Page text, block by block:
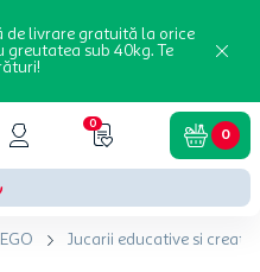
de livrare gratuită la orice
greutatea sub 40kg. Te
0
0
Jucarii educative si